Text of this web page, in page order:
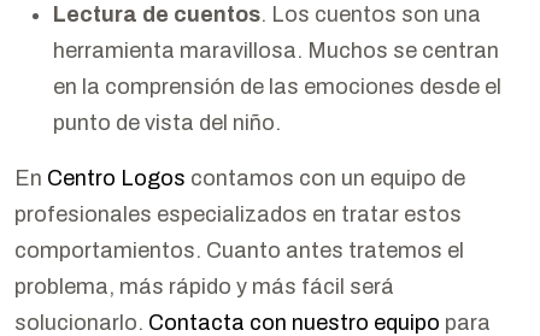
Lectura de cuentos. Los cuentos son una
herramienta maravillosa. Muchos se centran
en la comprensión de las emociones desde el
punto de vista del niño.
En Centro Logos contamos con un equipo de
profesionales especializados en tratar estos
comportamientos. Cuanto antes tratemos el
problema, más rápido y más fácil será
solucionarlo. Contacta con nuestro equipo para